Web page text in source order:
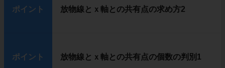
ポイント 放物線とｘ軸との共有点の求め方2
ポイント 放物線とｘ軸との共有点の個数の判別1